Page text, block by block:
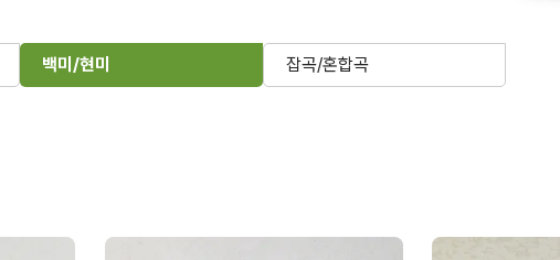
백미/현미 잡곡/혼합곡